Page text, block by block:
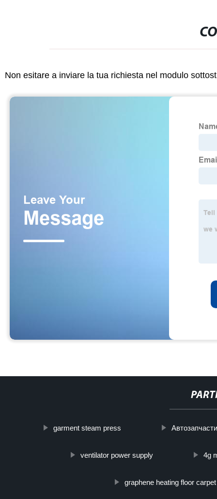
Non esitare a inviare la tua richiesta nel modulo
garment steam press
ventilator power supply 4g
graphene heating floor carpet